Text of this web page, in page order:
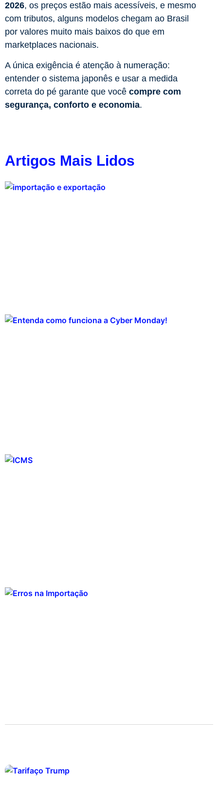
2026, os preços estão mais acessíveis, e mesmo
com tributos, alguns modelos chegam ao Brasil
por valores muito mais baixos do que em
marketplaces nacionais.
A única exigência é atenção à numeração:
entender o sistema japonês e usar a medida
correta do pé garante que você compre com
segurança, conforto e economia.
Artigos Mais Lidos